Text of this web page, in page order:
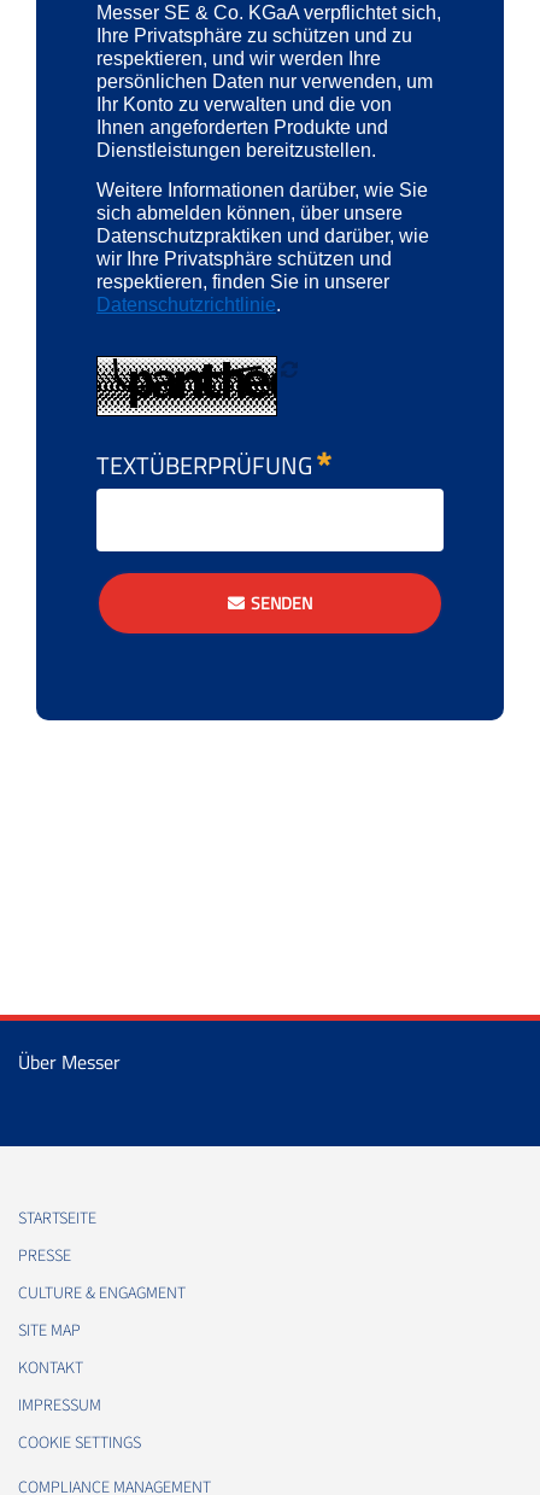
Messer SE & Co. KGaA verpflichtet sich,
Ihre Privatsphäre zu schützen und zu
respektieren, und wir werden Ihre
persönlichen Daten nur verwenden, um
Ihr Konto zu verwalten und die von
Ihnen angeforderten Produkte und
Dienstleistungen bereitzustellen.
Weitere Informationen darüber, wie Sie
sich abmelden können, über unsere
Datenschutzpraktiken und darüber, wie
wir Ihre Privatsphäre schützen und
respektieren, finden Sie in unserer
Datenschutzrichtlinie.
TEXTÜBERPRÜFUNG
SENDEN
Über Messer
STARTSEITE
PRESSE
CULTURE & ENGAGMENT
SITE MAP
KONTAKT
IMPRESSUM
COOKIE SETTINGS
COMPLIANCE MANAGEMENT